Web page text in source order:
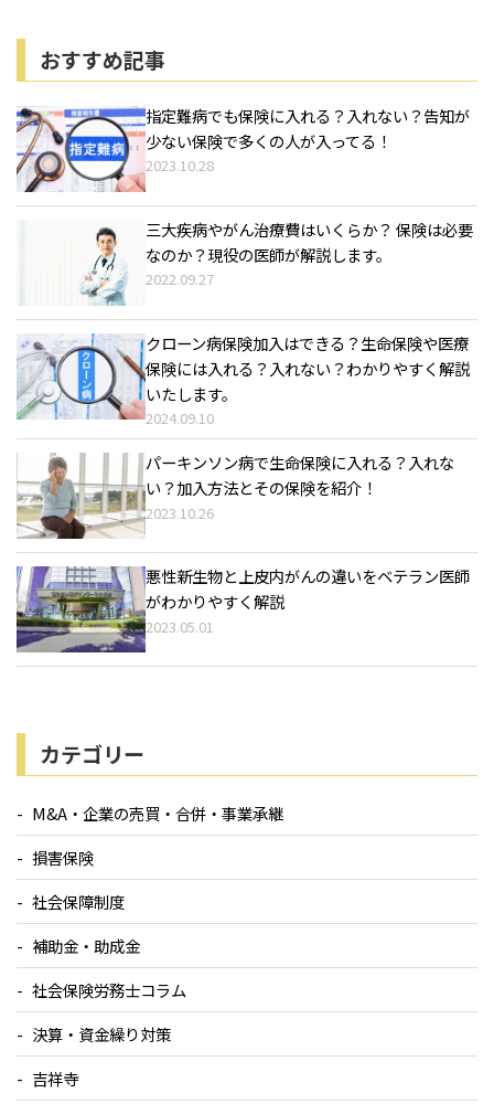
おすすめ記事
指定難病でも保険に入れる？入れない？告知が
少ない保険で多くの人が入ってる！
2023.10.28
三大疾病やがん治療費はいくらか？ 保険は必要
なのか？現役の医師が解説します。
2022.09.27
クローン病保険加入はできる？生命保険や医療
保険には入れる？入れない？わかりやすく解説
いたします。
2024.09.10
パーキンソン病で生命保険に入れる？入れな
い？加入方法とその保険を紹介！
2023.10.26
悪性新生物と上皮内がんの違いをベテラン医師
がわかりやすく解説
2023.05.01
カテゴリー
M&A・企業の売買・合併・事業承継
損害保険
社会保障制度
補助金・助成金
社会保険労務士コラム
決算・資金繰り対策
吉祥寺